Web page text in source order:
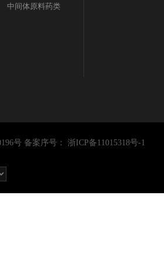
中间体原料药类
号 备案序号： 浙ICP备11015318号-1